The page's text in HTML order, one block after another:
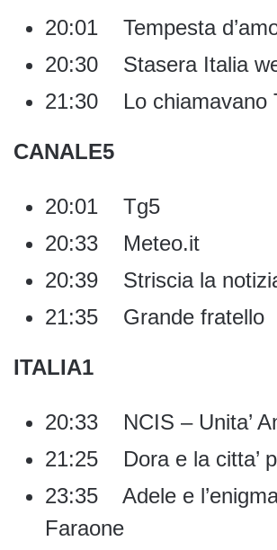
20:01 Tempesta
20:30 Stasera Italia
21:30 Lo chiamavano
CANALE5
20:01 Tg5
20:33 Meteo.it
20:39 Striscia la
21:35 Grande fratello
ITALIA1
20:33 NCIS – Unita’
21:25 Dora e la citta’
23:35 Adele e
Faraone